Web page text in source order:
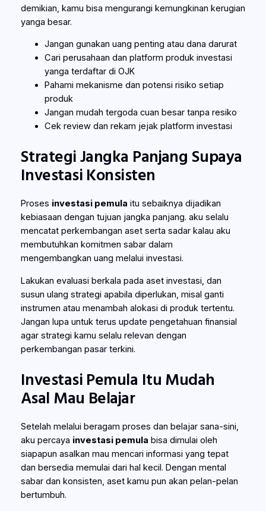
demikian, kamu bisa mengurangi kemungkinan kerugian
yanga besar.
Jangan gunakan uang penting atau dana darurat
Cari perusahaan dan platform produk investasi
yanga terdaftar di OJK
Pahami mekanisme dan potensi risiko setiap
produk
Jangan mudah tergoda cuan besar tanpa resiko
Cek review dan rekam jejak platform investasi
Strategi Jangka Panjang Supaya
Investasi Konsisten
Proses investasi pemula itu sebaiknya dijadikan
kebiasaan dengan tujuan jangka panjang. aku selalu
mencatat perkembangan aset serta sadar kalau aku
membutuhkan komitmen sabar dalam
mengembangkan uang melalui investasi.
Lakukan evaluasi berkala pada aset investasi, dan
susun ulang strategi apabila diperlukan, misal ganti
instrumen atau menambah alokasi di produk tertentu.
Jangan lupa untuk terus update pengetahuan finansial
agar strategi kamu selalu relevan dengan
perkembangan pasar terkini.
Investasi Pemula Itu Mudah
Asal Mau Belajar
Setelah melalui beragam proses dan belajar sana-sini,
aku percaya investasi pemula bisa dimulai oleh
siapapun asalkan mau mencari informasi yang tepat
dan bersedia memulai dari hal kecil. Dengan mental
sabar dan konsisten, aset kamu pun akan pelan-pelan
bertumbuh.